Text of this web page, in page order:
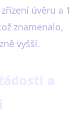
úvěru a 1
znamenalo,
vyšší.